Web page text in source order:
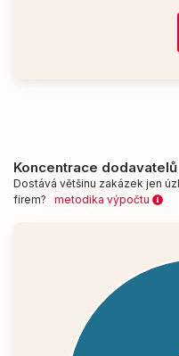
Koncentrace dodavatelů
Dostává většinu zakázek jen
firem? metodika výpočtu